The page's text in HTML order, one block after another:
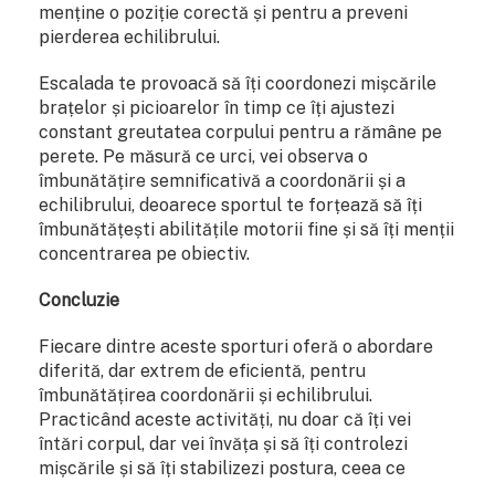
menține o poziție corectă și pentru a preveni
pierderea echilibrului.
Escalada te provoacă să îți coordonezi mișcările
brațelor și picioarelor în timp ce îți ajustezi
constant greutatea corpului pentru a rămâne pe
perete. Pe măsură ce urci, vei observa o
îmbunătățire semnificativă a coordonării și a
echilibrului, deoarece sportul te forțează să îți
îmbunătățești abilitățile motorii fine și să îți menții
concentrarea pe obiectiv.
Concluzie
Fiecare dintre aceste sporturi oferă o abordare
diferită, dar extrem de eficientă, pentru
îmbunătățirea coordonării și echilibrului.
Practicând aceste activități, nu doar că îți vei
întări corpul, dar vei învăța și să îți controlezi
mișcările și să îți stabilizezi postura, ceea ce